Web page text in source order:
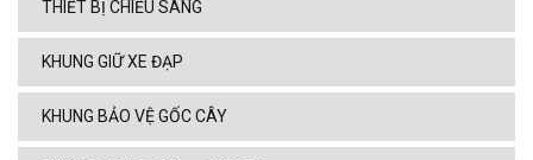
THIẾT BỊ CHIẾU SÁNG
KHUNG GIỮ XE ĐẠP
KHUNG BẢO VỆ GỐC CÂY